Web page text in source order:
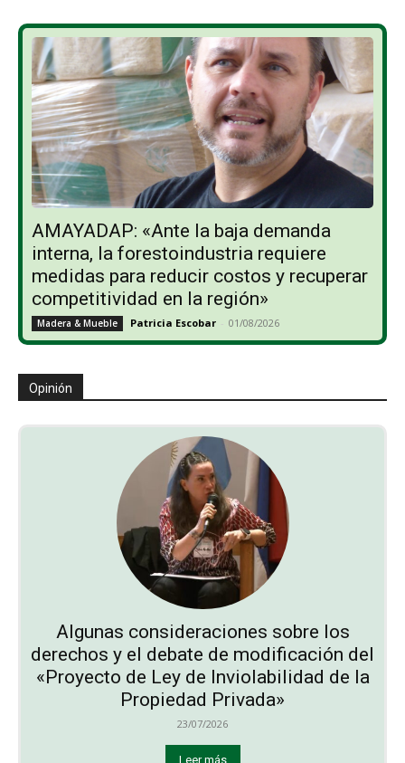
AMAYADAP: «Ante la baja demanda
interna, la forestoindustria requiere
medidas para reducir costos y recuperar
competitividad en la región»
Madera & Mueble Patricia Escobar - 01/08/2026
Opinión
Algunas consideraciones sobre los
derechos y el debate de modificación del
«Proyecto de Ley de Inviolabilidad de la
Propiedad Privada»
23/07/2026
Leer más